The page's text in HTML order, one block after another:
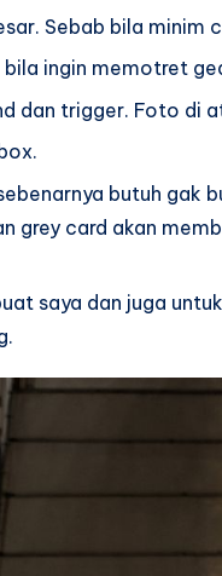
Sebab bila minim
ingin memotret
dan trigger. Foto di
butuh gak
grey card akan
saya dan juga